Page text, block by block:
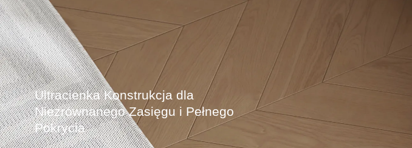
Ultracienka Konstrukcja dla
Niezrównanego Zasięgu i Pełnego
Pokrycia